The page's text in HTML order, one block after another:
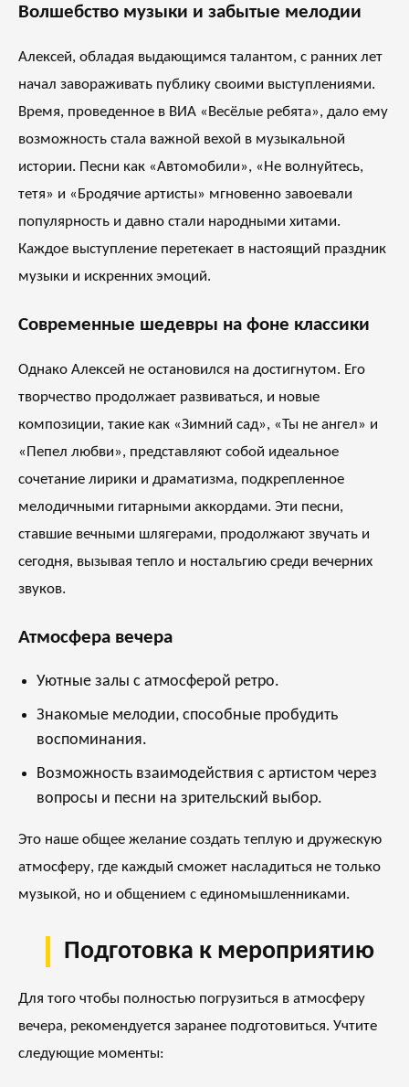
Волшебство музыки и забытые мелодии
Алексей, обладая выдающимся талантом, с ранних лет
начал завораживать публику своими выступлениями.
Время, проведенное в ВИА «Весёлые ребята», дало ему
возможность стала важной вехой в музыкальной
истории. Песни как «Автомобили», «Не волнуйтесь,
тетя» и «Бродячие артисты» мгновенно завоевали
популярность и давно стали народными хитами.
Каждое выступление перетекает в настоящий праздник
музыки и искренних эмоций.
Современные шедевры на фоне классики
Однако Алексей не остановился на достигнутом. Его
творчество продолжает развиваться, и новые
композиции, такие как «Зимний сад», «Ты не ангел» и
«Пепел любви», представляют собой идеальное
сочетание лирики и драматизма, подкрепленное
мелодичными гитарными аккордами. Эти песни,
ставшие вечными шлягерами, продолжают звучать и
сегодня, вызывая тепло и ностальгию среди вечерних
звуков.
Атмосфера вечера
Уютные залы с атмосферой ретро.
Знакомые мелодии, способные пробудить
воспоминания.
Возможность взаимодействия с артистом через
вопросы и песни на зрительский выбор.
Это наше общее желание создать теплую и дружескую
атмосферу, где каждый сможет насладиться не только
музыкой, но и общением с единомышленниками.
Подготовка к мероприятию
Для того чтобы полностью погрузиться в атмосферу
вечера, рекомендуется заранее подготовиться. Учтите
следующие моменты: